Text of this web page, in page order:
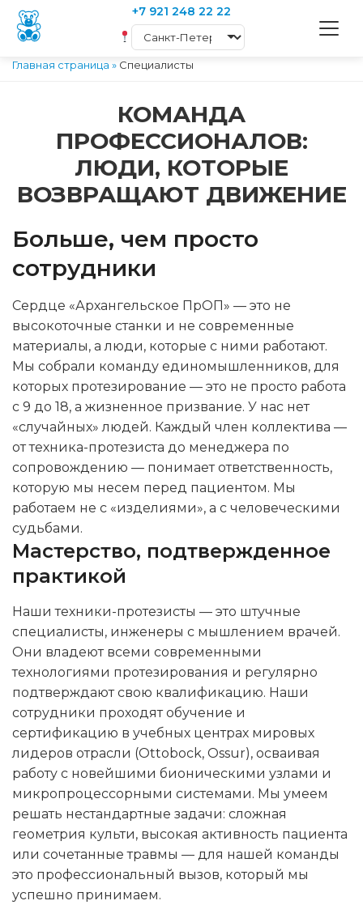
+7 921 248 22 22
Главная страница » Специалисты
КОМАНДА
ПРОФЕССИОНАЛОВ:
ЛЮДИ, КОТОРЫЕ
ВОЗВРАЩАЮТ ДВИЖЕНИЕ
Больше, чем просто
сотрудники
Сердце «Архангельское ПрОП» — это не
высокоточные станки и не современные
материалы, а люди, которые с ними работают.
Мы собрали команду единомышленников, для
которых протезирование — это не просто работа
с 9 до 18, а жизненное призвание. У нас нет
«случайных» людей. Каждый член коллектива —
от техника-протезиста до менеджера по
сопровождению — понимает ответственность,
которую мы несем перед пациентом. Мы
работаем не с «изделиями», а с человеческими
судьбами.
Мастерство, подтвержденное
практикой
Наши техники-протезисты — это штучные
специалисты, инженеры с мышлением врачей.
Они владеют всеми современными
технологиями протезирования и регулярно
подтверждают свою квалификацию. Наши
сотрудники проходят обучение и
сертификацию в учебных центрах мировых
лидеров отрасли (Ottobock, Ossur), осваивая
работу с новейшими бионическими узлами и
микропроцессорными системами. Мы умеем
решать нестандартные задачи: сложная
геометрия культи, высокая активность пациента
или сочетанные травмы — для нашей команды
это профессиональный вызов, который мы
успешно принимаем.